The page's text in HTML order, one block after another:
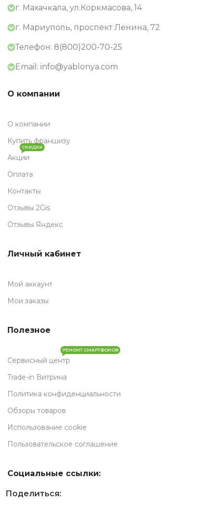
г. Махачкала, ул.Коркмасова, 14
г. Мариуполь, проспект Ленина, 72
Телефон: 8(800)200-70-25
Email: info@yablonya.com
О компании
О компании
Купить франшизу
Акции
СКИДКИ
Оплата
Контакты
Отзывы 2Gis
Отзывы Яндекс
Личный кабинет
Мой аккаунт
Мои заказы
Полезное
Сервисный центр
РЕМОНТ СМАРТФОНОВ
Trade-in Витрина
Политика конфиденциальности
Обзоры товаров
Использование cookie
Пользовательское соглашение
Социальные ссылки:
Поделиться: